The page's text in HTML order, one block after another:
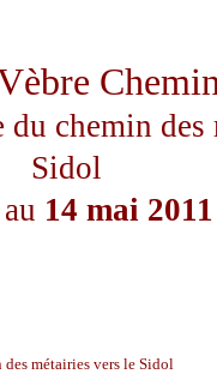
du chemin
Sidol
14 mai 2011
métairies vers le Sidol